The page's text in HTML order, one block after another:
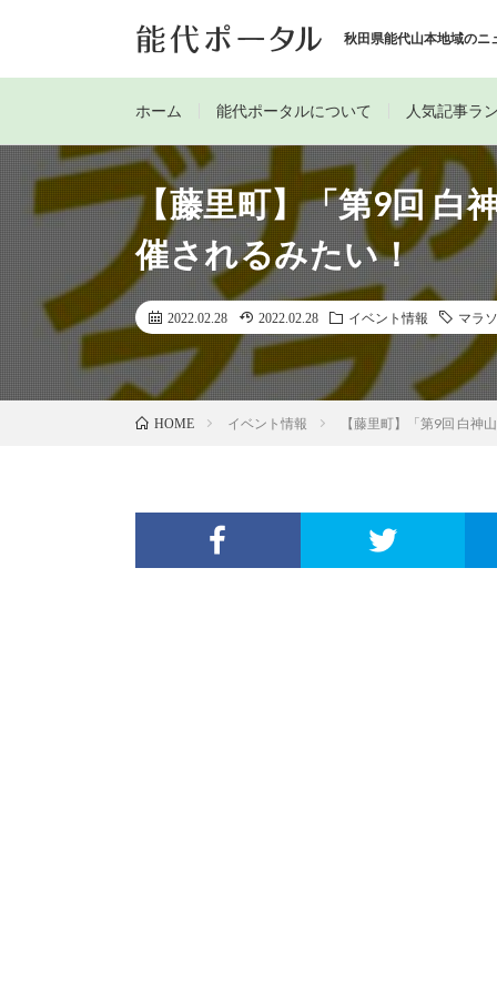
秋田県能代山本地域のニ
ホーム 能代ポータルについて 人気記事ラ
【藤里町】「第9回 白
催されるみたい！
2022.02.28 2022.02.28 イベント情報 マラ
HOME イベント情報 【藤里町】「第9回 白神